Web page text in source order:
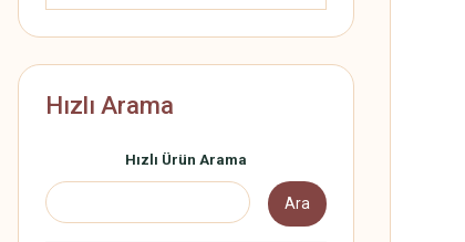
Hızlı Arama
Hızlı Ürün Arama
Ara